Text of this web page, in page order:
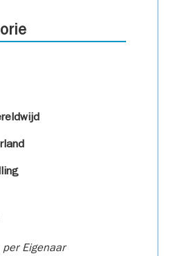
Eigenaar